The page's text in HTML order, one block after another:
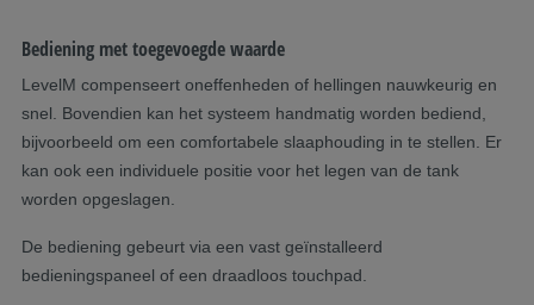
Bediening met toegevoegde waarde
LevelM compenseert oneffenheden of hellingen nauwkeurig en
snel. Bovendien kan het systeem handmatig worden bediend,
bijvoorbeeld om een comfortabele slaaphouding in te stellen. Er
kan ook een individuele positie voor het legen van de tank
worden opgeslagen.
De bediening gebeurt via een vast geïnstalleerd
bedieningspaneel of een draadloos touchpad.